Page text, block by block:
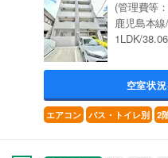
(管理費等
鹿児島本
1LDK/
空室状
エアコン バス・トイレ別 2